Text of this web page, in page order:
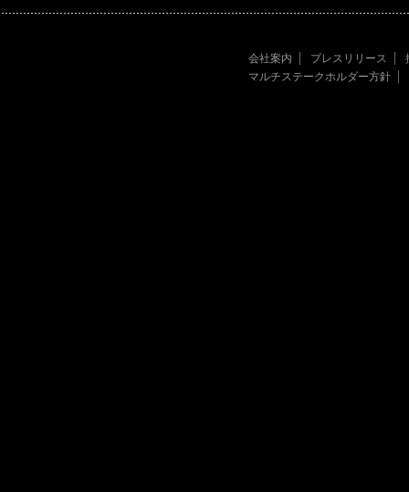
会社案内 プレスリリース
マルチステークホルダー方針